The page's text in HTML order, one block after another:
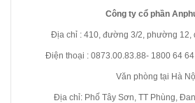
Công ty cổ phần
Địa chỉ : 410, đường 3/2, phường 12,
Điện thoại : 0873.00.83.88- 1800 64
Văn phòng tại Hà
Địa chỉ: Phố Tây Sơn, TT Phùng,